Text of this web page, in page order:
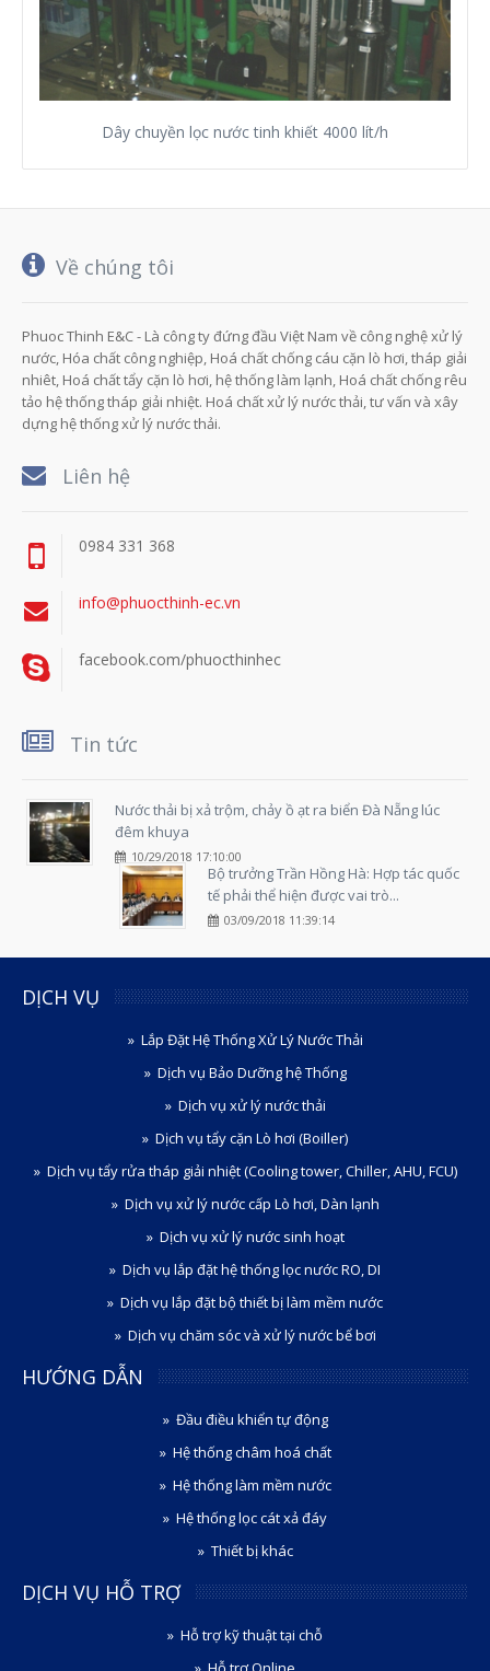
Dây chuyền lọc nước tinh khiết 4000 lít/h
Về chúng tôi
Phuoc Thinh E&C - Là công ty đứng đầu Việt Nam về công nghệ xử lý
nước, Hóa chất công nghiệp, Hoá chất chống cáu cặn lò hơi, tháp giải
nhiêt, Hoá chất tẩy cặn lò hơi, hệ thống làm lạnh, Hoá chất chống rêu
tảo hệ thống tháp giải nhiệt. Hoá chất xử lý nước thải, tư vấn và xây
dựng hệ thống xử lý nước thải.
Liên hệ
0984 331 368
info@phuocthinh-ec.vn
facebook.com/phuocthinhec
Tin tức
Nước thải bị xả trộm, chảy ồ ạt ra biển Đà Nẵng lúc
đêm khuya
10/29/2018 17:10:00
Bộ trưởng Trần Hồng Hà: Hợp tác quốc
tế phải thể hiện được vai trò...
03/09/2018 11:39:14
DỊCH VỤ
Lắp Đặt Hệ Thống Xử Lý Nước Thải
Dịch vụ Bảo Dưỡng hệ Thống
Dịch vụ xử lý nước thải
Dịch vụ tẩy cặn Lò hơi (Boiller)
Dịch vụ tẩy rửa tháp giải nhiệt (Cooling tower, Chiller, AHU, FCU)
Dịch vụ xử lý nước cấp Lò hơi, Dàn lạnh
Dịch vụ xử lý nước sinh hoạt
Dịch vụ lắp đặt hệ thống lọc nước RO, DI
Dịch vụ lắp đặt bộ thiết bị làm mềm nước
Dịch vụ chăm sóc và xử lý nước bể bơi
HƯỚNG DẪN
Đầu điều khiển tự động
Hệ thống châm hoá chất
Hệ thống làm mềm nước
Hệ thống lọc cát xả đáy
Thiết bị khác
DỊCH VỤ HỖ TRỢ
Hỗ trợ kỹ thuật tại chỗ